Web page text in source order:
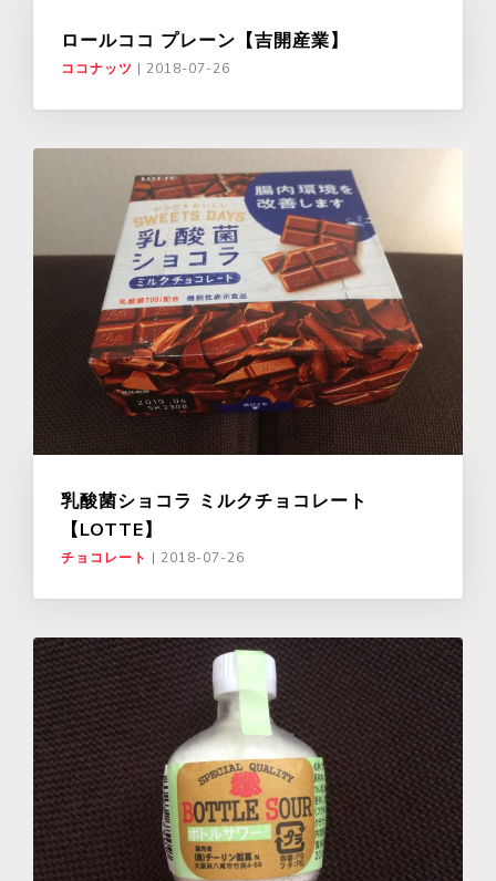
ロールココ プレーン【吉開産業】
ココナッツ | 2018-07-26
乳酸菌ショコラ ミルクチョコレート
【LOTTE】
チョコレート | 2018-07-26